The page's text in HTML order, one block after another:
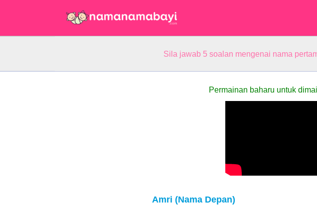
Sila jawab 5 soalan mengenai nama
Permainan baharu untuk
Amri (Nama Depan)